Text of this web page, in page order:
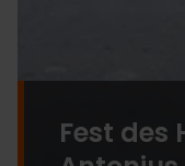
Fest des